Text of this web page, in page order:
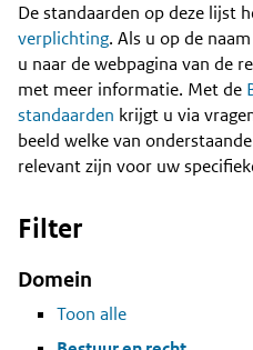
Content
De standaarden op deze lijst
verplichting. Als u op de
u naar de webpagina van de
met meer informatie. Met de
standaarden krijgt u via
beeld welke van
relevant zijn voor uw
Filter
Domein
Toon alle